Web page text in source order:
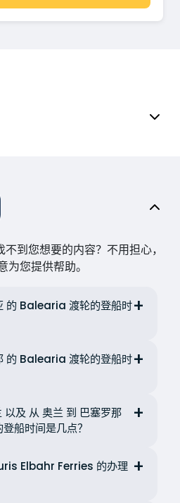
到您想要的内容？不用担心，
您提供帮助。
的 Balearia 渡轮的登船时
的 Balearia 渡轮的登船时
以及 从 奥兰 到 巴塞罗那
船时间是几点？
Elbahr Ferries 的办理